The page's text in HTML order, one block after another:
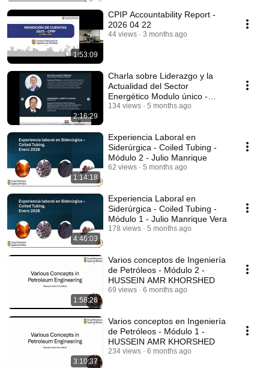
1:53:09
CPIP Accountability Report -
2026 04 22
44 views 3 months ago
2:16:29
Charla sobre Liderazgo y la
Actualidad del Sector
Energético Modulo único -
Rodolfo Martin Terrado
134 views 5 months ago
1:14:18
Experiencia Laboral en
Siderúrgica - Coiled Tubing -
Módulo 2 - Julio Manrique
62 views 5 months ago
4:46:03
Experiencia Laboral en
Siderúrgica - Coiled Tubing -
Módulo 1 - Julio Manrique Vera
178 views 5 months ago
1:58:26
Varios conceptos de Ingeniería
de Petróleos - Módulo 2 -
HUSSEIN AMR KHORSHED
69 views 6 months ago
3:10:37
Varios conceptos en Ingeniería
de Petróleos - Módulo 1 -
HUSSEIN AMR KHORSHED
234 views 6 months ago